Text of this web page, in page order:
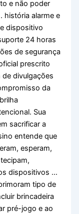
e não poder
história alarme e
dispositivo
24 horas
de segurança
prescrito
de divulgações
da
Sua
sacrificar a
entende que
esperam,
dispositivos …
tipo de
brincadeira
pré-jogo e ao